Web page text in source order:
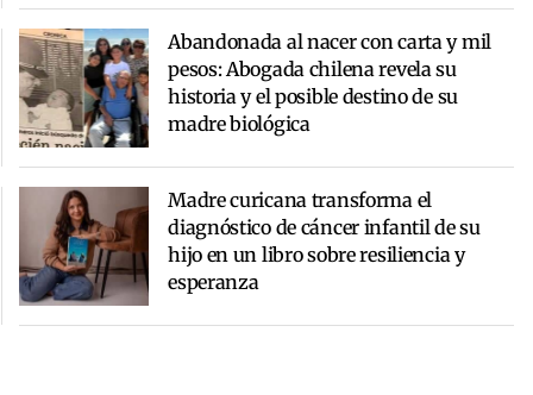
Abandonada al nacer con carta y mil
pesos: Abogada chilena revela su
historia y el posible destino de su
madre biológica
Madre curicana transforma el
diagnóstico de cáncer infantil de su
hijo en un libro sobre resiliencia y
esperanza